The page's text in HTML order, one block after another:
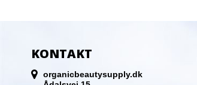
KONTAKT
organicbeautysupply.dk